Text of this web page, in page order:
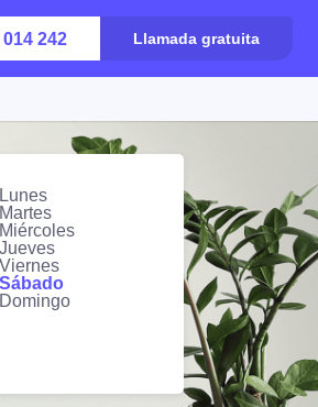
242 Llamada gratuita
Lunes
Martes
Miércoles
Jueves
Viernes
Sábado
Domingo